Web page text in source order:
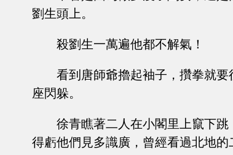
劉生頭上。
殺劉生一萬遍他都不解氣！
看到唐師爺擼起袖子，攢拳就
座閃躲。
徐青瞧著二人在小閣里上竄下
得虧他們見多識廣，曾經看過北地的